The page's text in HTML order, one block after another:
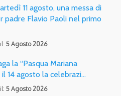
11 agosto, una messa di
padre Flavio Paoli nel primo
5 Agosto 2026
la “Pasqua Mariana
il 14 agosto la celebrazi…
5 Agosto 2026